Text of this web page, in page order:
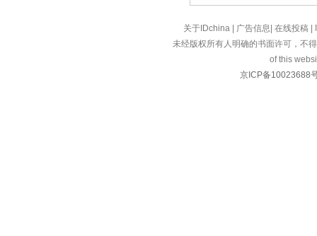
关于IDchina 广告信息 在线投稿
未经版权所有人明确的书面许可，不
of this
京ICP备10023688